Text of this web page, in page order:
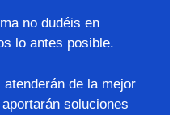
no dudéis en
lo antes posible.
de la mejor
soluciones